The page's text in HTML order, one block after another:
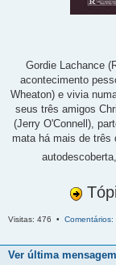
Gordie Lachance
acontecimento
Wheaton) e vivia
seus três amigos
(Jerry O'Connell),
mata há mais de três
Visitas: 476 • Comentários:
Ver última mensagem